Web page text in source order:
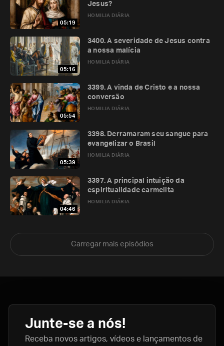
05:19
HOMILIA DIÁRIA
Jesus?
05:16
HOMILIA DIÁRIA
3400. A severidade de Jesus contra
a nossa malícia
05:54
HOMILIA DIÁRIA
3399. A vinda de Cristo e a nossa
conversão
05:39
HOMILIA DIÁRIA
3398. Derramaram seu sangue para
evangelizar o Brasil
04:46
HOMILIA DIÁRIA
3397. A principal intuição da
espiritualidade carmelita
Carregar mais episódios
Junte-se a nós!
Receba novos artigos, vídeos e lançamentos de